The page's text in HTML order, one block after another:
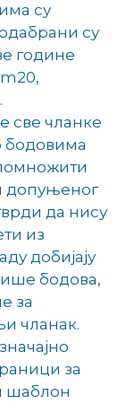
су
су
године
све чланке
бодовима
допуњеног
да нису
из
добијају
бодова,
за
чланак.
за
шаблон